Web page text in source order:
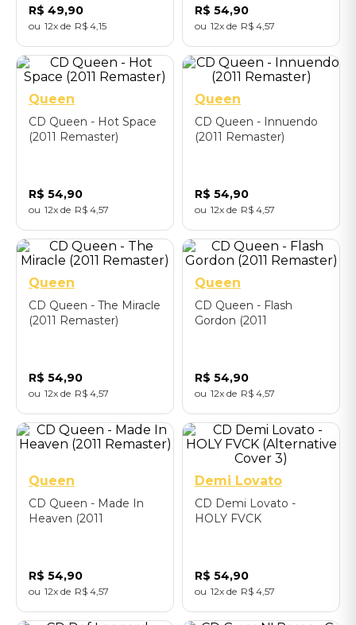
R$ 49,90
12 R$ 4 15
R$ 54,90
12 R$ 4 57
Queen
CD Queen - Hot Space
(2011 Remaster)
R$ 54,90
12 R$ 4 57
Queen
CD Queen - Innuendo
(2011 Remaster)
R$ 54,90
12 R$ 4 57
Queen
CD Queen - The Miracle
(2011 Remaster)
R$ 54,90
12 R$ 4 57
Queen
CD Queen - Flash
Gordon (2011
R$ 54,90
12 R$ 4 57
Queen
CD Queen - Made In
Heaven (2011
R$ 54,90
12 R$ 4 57
Demi Lovato
CD Demi Lovato -
HOLY FVCK
R$ 54,90
12 R$ 4 57